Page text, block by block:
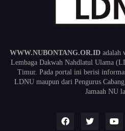
WWW.NUBONTANG.OR.ID adalah
Lembaga Dakwah Nahdlatul Ulama
Timur. Pada portal ini berisi
LDNU maupun dari Pengurus
Jamaah NU